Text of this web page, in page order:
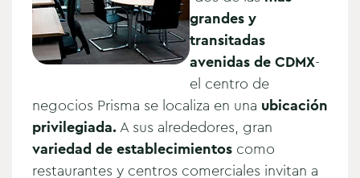
grandes y
transitadas
avenidas de CDMX-
el centro de
negocios Prisma se localiza en una ubicación
privilegiada.A sus alrededores, gran
variedad de establecimientos como
restaurantes y centros comerciales invitan a